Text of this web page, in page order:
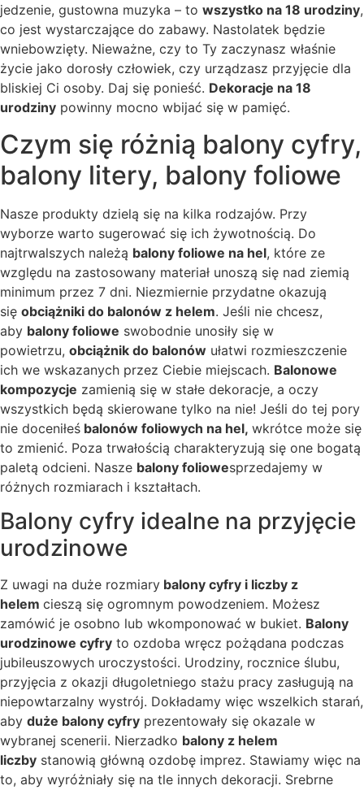
jedzenie, gustowna muzyka – to wszystko na 18 urodziny,
co jest wystarczające do zabawy. Nastolatek będzie
wniebowzięty. Nieważne, czy to Ty zaczynasz właśnie
życie jako dorosły człowiek, czy urządzasz przyjęcie dla
bliskiej Ci osoby. Daj się ponieść. Dekoracje na 18
urodziny powinny mocno wbijać się w pamięć.
Czym się różnią balony cyfry,
balony litery, balony foliowe
Nasze produkty dzielą się na kilka rodzajów. Przy
wyborze warto sugerować się ich żywotnością. Do
najtrwalszych należą balony foliowe na hel, które ze
względu na zastosowany materiał unoszą się nad ziemią
minimum przez 7 dni. Niezmiernie przydatne okazują
się obciążniki do balonów z helem. Jeśli nie chcesz,
aby balony foliowe swobodnie unosiły się w
powietrzu, obciążnik do balonów ułatwi rozmieszczenie
ich we wskazanych przez Ciebie miejscach. Balonowe
kompozycje zamienią się w stałe dekoracje, a oczy
wszystkich będą skierowane tylko na nie! Jeśli do tej pory
nie doceniłeś balonów foliowych na hel, wkrótce może się
to zmienić. Poza trwałością charakteryzują się one bogatą
paletą odcieni. Nasze balony foliowesprzedajemy w
różnych rozmiarach i kształtach.
Balony cyfry idealne na przyjęcie
urodzinowe
Z uwagi na duże rozmiary balony cyfry i liczby z
helem cieszą się ogromnym powodzeniem. Możesz
zamówić je osobno lub wkomponować w bukiet. Balony
urodzinowe cyfry to ozdoba wręcz pożądana podczas
jubileuszowych uroczystości. Urodziny, rocznice ślubu,
przyjęcia z okazji długoletniego stażu pracy zasługują na
niepowtarzalny wystrój. Dokładamy więc wszelkich starań,
aby duże balony cyfry prezentowały się okazale w
wybranej scenerii. Nierzadko balony z helem
liczby stanowią główną ozdobę imprez. Stawiamy więc na
to, aby wyróżniały się na tle innych dekoracji. Srebrne